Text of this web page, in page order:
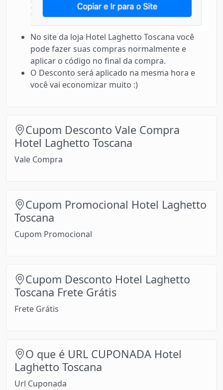
No site da loja Hotel Laghetto Toscana você
pode fazer suas compras normalmente e
aplicar o código no final da compra.
O Desconto será aplicado na mesma hora e
você vai economizar muito :)
Cupom Desconto Vale Compra
Hotel Laghetto Toscana
Vale Compra
Cupom Promocional Hotel Laghetto
Toscana
Cupom Promocional
Cupom Desconto Hotel Laghetto
Toscana Frete Grátis
Frete Grátis
O que é URL CUPONADA Hotel
Laghetto Toscana
Url Cuponada